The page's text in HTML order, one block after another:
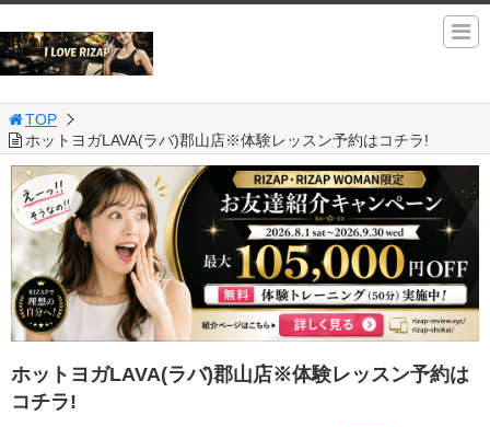
TOP
ホットヨガLAVA(ラバ)郡山店※体験レッスン予約はコチラ!
ホットヨガLAVA(ラバ)郡山店※体験レッスン予約は
コチラ!